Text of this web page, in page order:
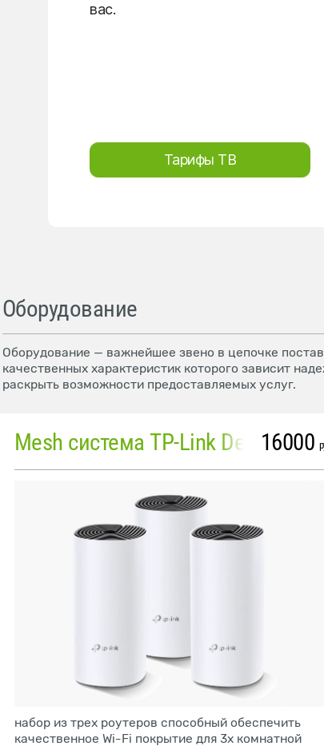
вас.
Тарифы ТВ
Оборудование
Оборудование — важнейшее звено в цепочке
качественных характеристик которого зависит
раскрыть возможности предоставляемых услуг.
Mesh система TP-Link Deco M4 (3 устройства)
16000
набор из трех роутеров способный обеспечить
качественное Wi-Fi покрытие для 3х комнатной